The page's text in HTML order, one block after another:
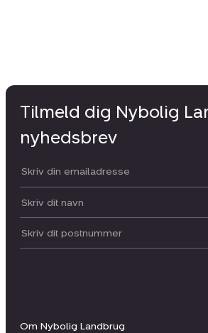
Om Nybolig Landbrug
Tilmeld dig Nybolig
nyhedsbrev
Din email:
Dit navn:
Postnummer